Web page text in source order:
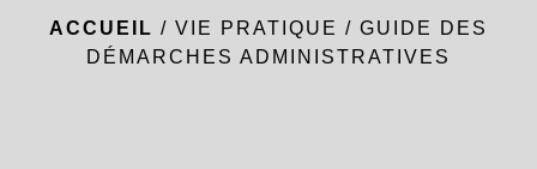
ACCUEIL / VIE PRATIQUE / GUIDE DES
DÉMARCHES ADMINISTRATIVES